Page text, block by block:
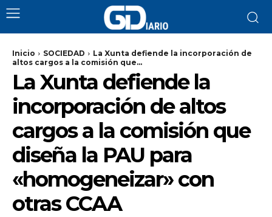
Inicio SOCIEDAD
La Xunta defiende la incorporación de
altos cargos a la comisión que...
La Xunta defiende la
incorporación de altos
cargos a la comisión que
diseña la PAU para
«homogeneizar» con
otras CCAA